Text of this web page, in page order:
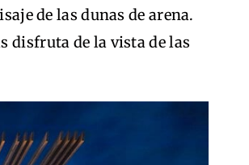
de las dunas de arena.
disfruta de la vista de las